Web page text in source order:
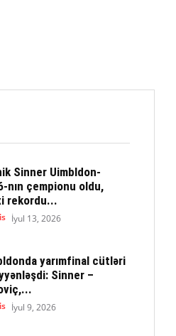
Sinner Uimbldon-
nın çempionu oldu,
rekordu...
İyul 13, 2026
yarımfinal cütləri
Sinner –
İyul 9, 2026